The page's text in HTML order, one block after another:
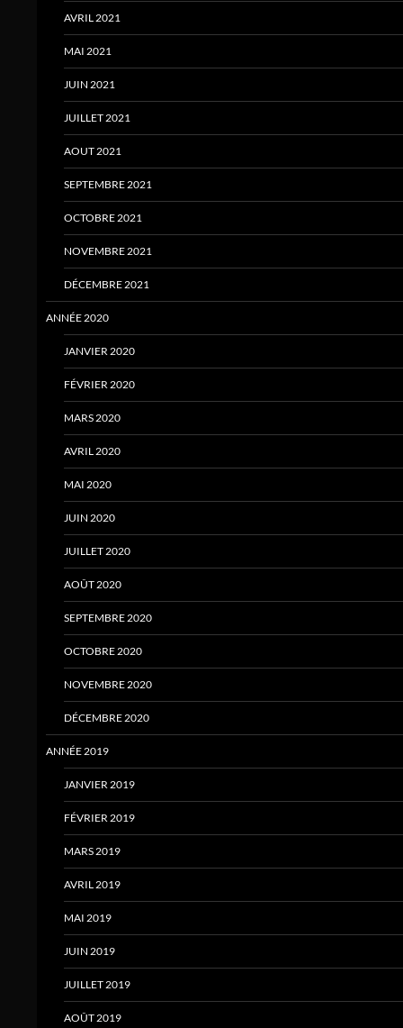
AVRIL 2021
MAI 2021
JUIN 2021
JUILLET 2021
AOUT 2021
SEPTEMBRE 2021
OCTOBRE 2021
NOVEMBRE 2021
DÉCEMBRE 2021
ANNÉE 2020
JANVIER 2020
FÉVRIER 2020
MARS 2020
AVRIL 2020
MAI 2020
JUIN 2020
JUILLET 2020
AOÛT 2020
SEPTEMBRE 2020
OCTOBRE 2020
NOVEMBRE 2020
DÉCEMBRE 2020
ANNÉE 2019
JANVIER 2019
FÉVRIER 2019
MARS 2019
AVRIL 2019
MAI 2019
JUIN 2019
JUILLET 2019
AOÛT 2019